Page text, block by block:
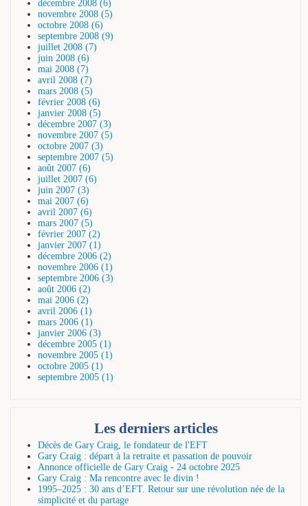
décembre 2008 (6)
novembre 2008 (5)
octobre 2008 (6)
septembre 2008 (9)
juillet 2008 (7)
juin 2008 (6)
mai 2008 (7)
avril 2008 (7)
mars 2008 (5)
février 2008 (6)
janvier 2008 (5)
décembre 2007 (3)
novembre 2007 (5)
octobre 2007 (3)
septembre 2007 (5)
août 2007 (6)
juillet 2007 (6)
juin 2007 (3)
mai 2007 (6)
avril 2007 (6)
mars 2007 (5)
février 2007 (2)
janvier 2007 (1)
décembre 2006 (2)
novembre 2006 (1)
septembre 2006 (3)
août 2006 (2)
mai 2006 (2)
avril 2006 (1)
mars 2006 (1)
janvier 2006 (3)
décembre 2005 (1)
novembre 2005 (1)
octobre 2005 (1)
septembre 2005 (1)
Les derniers articles
Décès de Gary Craig, le fondateur de l'EFT
Gary Craig : départ à la retraite et passation de pouvoir
Annonce officielle de Gary Craig - 24 octobre 2025
Gary Craig : Ma rencontre avec le divin !
1995–2025 : 30 ans d’EFT. Retour sur une révolution née de la
simplicité et du partage